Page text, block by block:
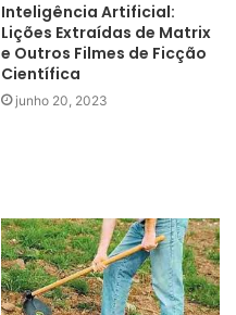
Inteligência Artificial:
Lições Extraídas de Matrix
e Outros Filmes de Ficção
Científica
junho 20, 2023